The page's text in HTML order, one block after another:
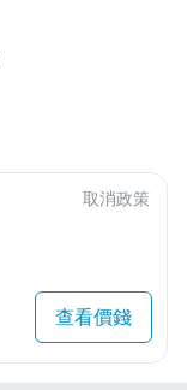
取消政策
查看價錢